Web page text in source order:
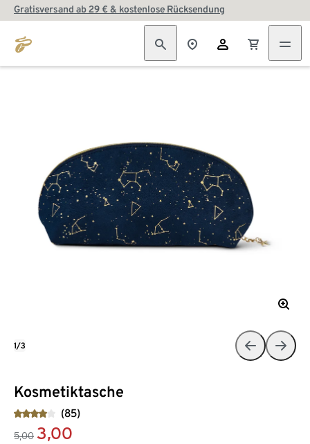
Gratisversand ab 29 € & kostenlose Rücksendung
Kosmetiktasche
(85)
5,00 3,00
1/3